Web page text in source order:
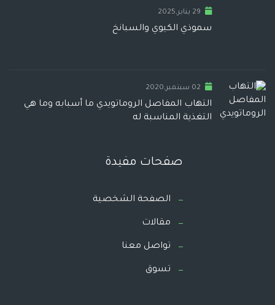
29 يناير,2025
سموذي الكيوي والسبانخ
02 سبتمبر,2020
التهاب المفاصل الروماتويدي ما أسبابه وما هي
التغذية المناسبة له
صفحات مفيدة
الصفحة الشخصية
مقالات
تواصل معنا
تسوق